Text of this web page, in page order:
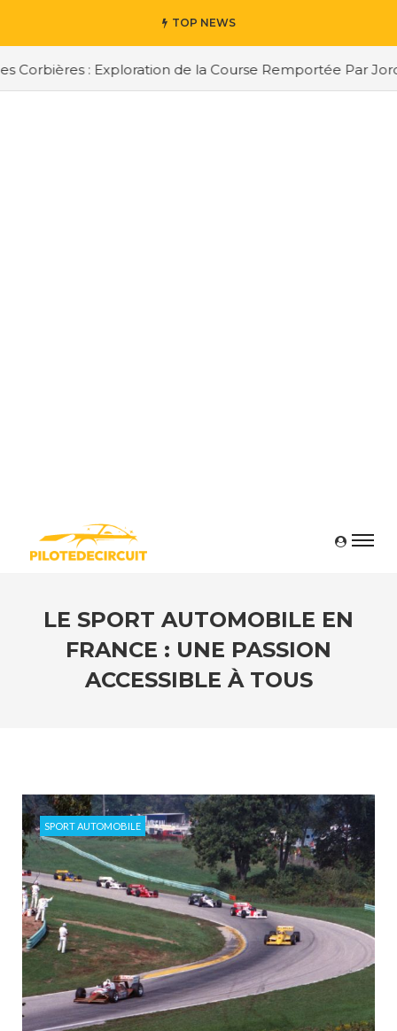
TOP NEWS
: Exploration de la Course Remportée Par
LE SPORT AUTOMOBILE EN
FRANCE : UNE PASSION
ACCESSIBLE À TOUS
SPORT AUTOMOBILE